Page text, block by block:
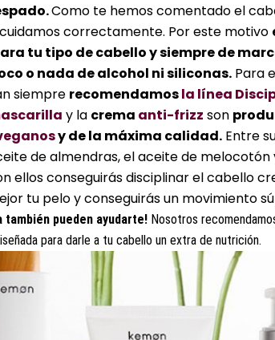
Como te hemos comentado el
correctamente. Por este motivo
tu tipo de cabello y siempre de
o nada de alcohol ni siliconas. Para
siempre recomendamosla línea
y la crema anti-frizz son
y de la máxima calidad. Entre
de almendras, el aceite de
ellos conseguirás disciplinar el cabello
tu pelo y conseguirás un movimiento
pueden ayudarte! Nosotros
para darle a tu cabello un extra de nutrición.